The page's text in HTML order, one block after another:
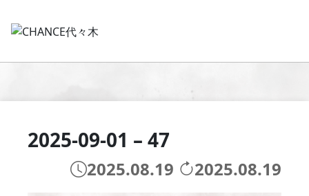
2025-09-01 – 47
2025.08.19 2025.08.19